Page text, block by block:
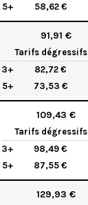
5+
58,62 €
91,91 €
Tarifs dégressifs
3+
82,72 €
5+
73,53 €
109,43 €
Tarifs dégressifs
3+
98,49 €
5+
87,55 €
129,93 €